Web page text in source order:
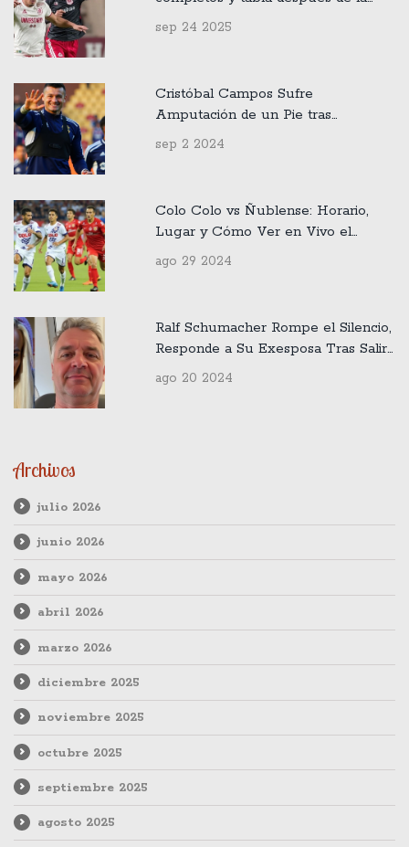
jornada 10 del Clausura
sep 24 2025
Cristóbal Campos Sufre
Amputación de un Pie tras
Accidente en Ruta 78: Detalles y
Reacciones
sep 2 2024
Colo Colo vs Ñublense: Horario,
Lugar y Cómo Ver en Vivo el
Partido del Campeonato Nacional
2024
ago 29 2024
Ralf Schumacher Rompe el Silencio,
Responde a Su Exesposa Tras Salir
del Armario: 'Una Vergüenza Que
Difunda Mentiras'
ago 20 2024
Archivos
julio 2026
junio 2026
mayo 2026
abril 2026
marzo 2026
diciembre 2025
noviembre 2025
octubre 2025
septiembre 2025
agosto 2025